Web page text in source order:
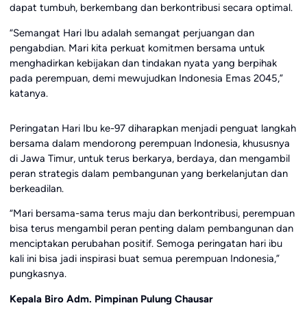
dapat tumbuh, berkembang dan berkontribusi secara optimal.
“Semangat Hari Ibu adalah semangat perjuangan dan
pengabdian. Mari kita perkuat komitmen bersama untuk
menghadirkan kebijakan dan tindakan nyata yang berpihak
pada perempuan, demi mewujudkan Indonesia Emas 2045,”
katanya.
Peringatan Hari Ibu ke-97 diharapkan menjadi penguat langkah
bersama dalam mendorong perempuan Indonesia, khususnya
di Jawa Timur, untuk terus berkarya, berdaya, dan mengambil
peran strategis dalam pembangunan yang berkelanjutan dan
berkeadilan.
“Mari bersama-sama terus maju dan berkontribusi, perempuan
bisa terus mengambil peran penting dalam pembangunan dan
menciptakan perubahan positif. Semoga peringatan hari ibu
kali ini bisa jadi inspirasi buat semua perempuan Indonesia,”
pungkasnya.
Kepala Biro Adm. Pimpinan Pulung Chausar